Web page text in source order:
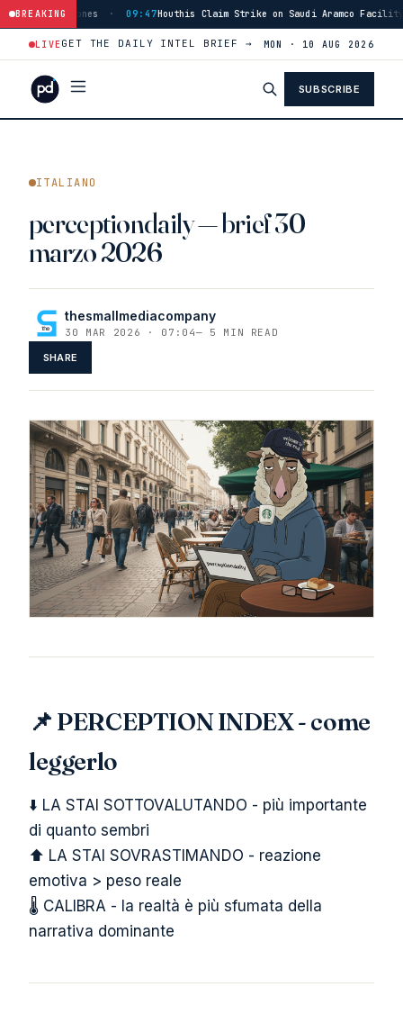
BREAKING
Houthis Claim Strike on Saudi Aramco Facility in Jizan · 17:46Iran
LIVEGET THE DAILY INTEL BRIEF → MON · 10 AUG 2026
SUBSCRIBE
ITALIANO
perceptiondaily — brief 30
marzo 2026
thesmallmediacompany
30 MAR 2026 · 07:04— 5 MIN READ
SHARE
📌 PERCEPTION INDEX - come
leggerlo
⬇️ LA STAI SOTTOVALUTANDO - più importante
di quanto sembri
⬆️ LA STAI SOVRASTIMANDO - reazione
emotiva > peso reale
🌡️ CALIBRA - la realtà è più sfumata della
narrativa dominante